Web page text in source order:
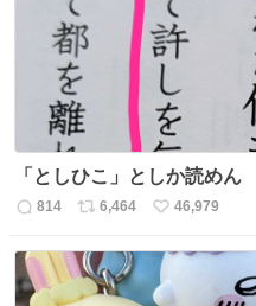
数
「としひこ」としか読めん
返
数
814
リ
ス
ト
6,464
い
ね
数
46,979